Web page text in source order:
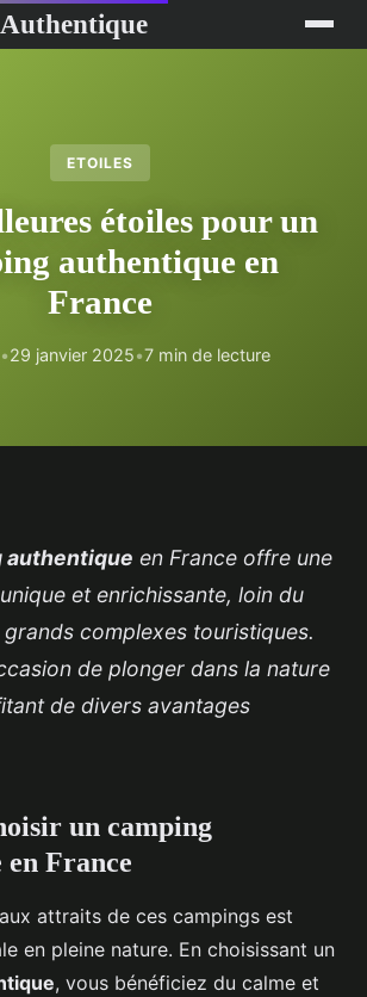
ETOILES
étoiles pour un
authentique en
France
•29 janvier 2025•7 min de lecture
authentique en France offre une
et enrichissante, loin du
complexes touristiques.
de plonger dans la nature
de divers avantages
un camping
France
attraits de ces campings est
en pleine nature. En choisissant un
, vous bénéficiez du calme et